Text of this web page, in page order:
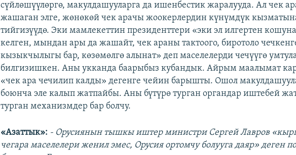
сүйлөшүүлөргө, макулдашууларга да ишенбестик жаралууда. Ал чек
жашаган элге, жөнөкөй чек арачы жоокерлердин күнүмдүк
тийгизүүдө. Эки мамлекеттин президенттери «эки эл илгертен
келген, мындан ары да жашайт, чек араны тактоого, биротоло
кызыкчылыгы бар, көзөмөлгө алынат» деп маселелерди чечүүгө
билгизишкен. Аны укканда баарыбыз кубандык. Айрым маалымат
«чек ара чечилип калды» дегенге чейин барышты. Ошол
боюнча эле калып жатпайбы. Аны бүтүрө турган органдар иштебей
турган механизмдер бар болчу.
«Азаттык»: - Орусиянын тышкы иштер министри Сергей Лавров
чегара маселелери женил эмес, Орусия ортомчу болууга даяр» деген